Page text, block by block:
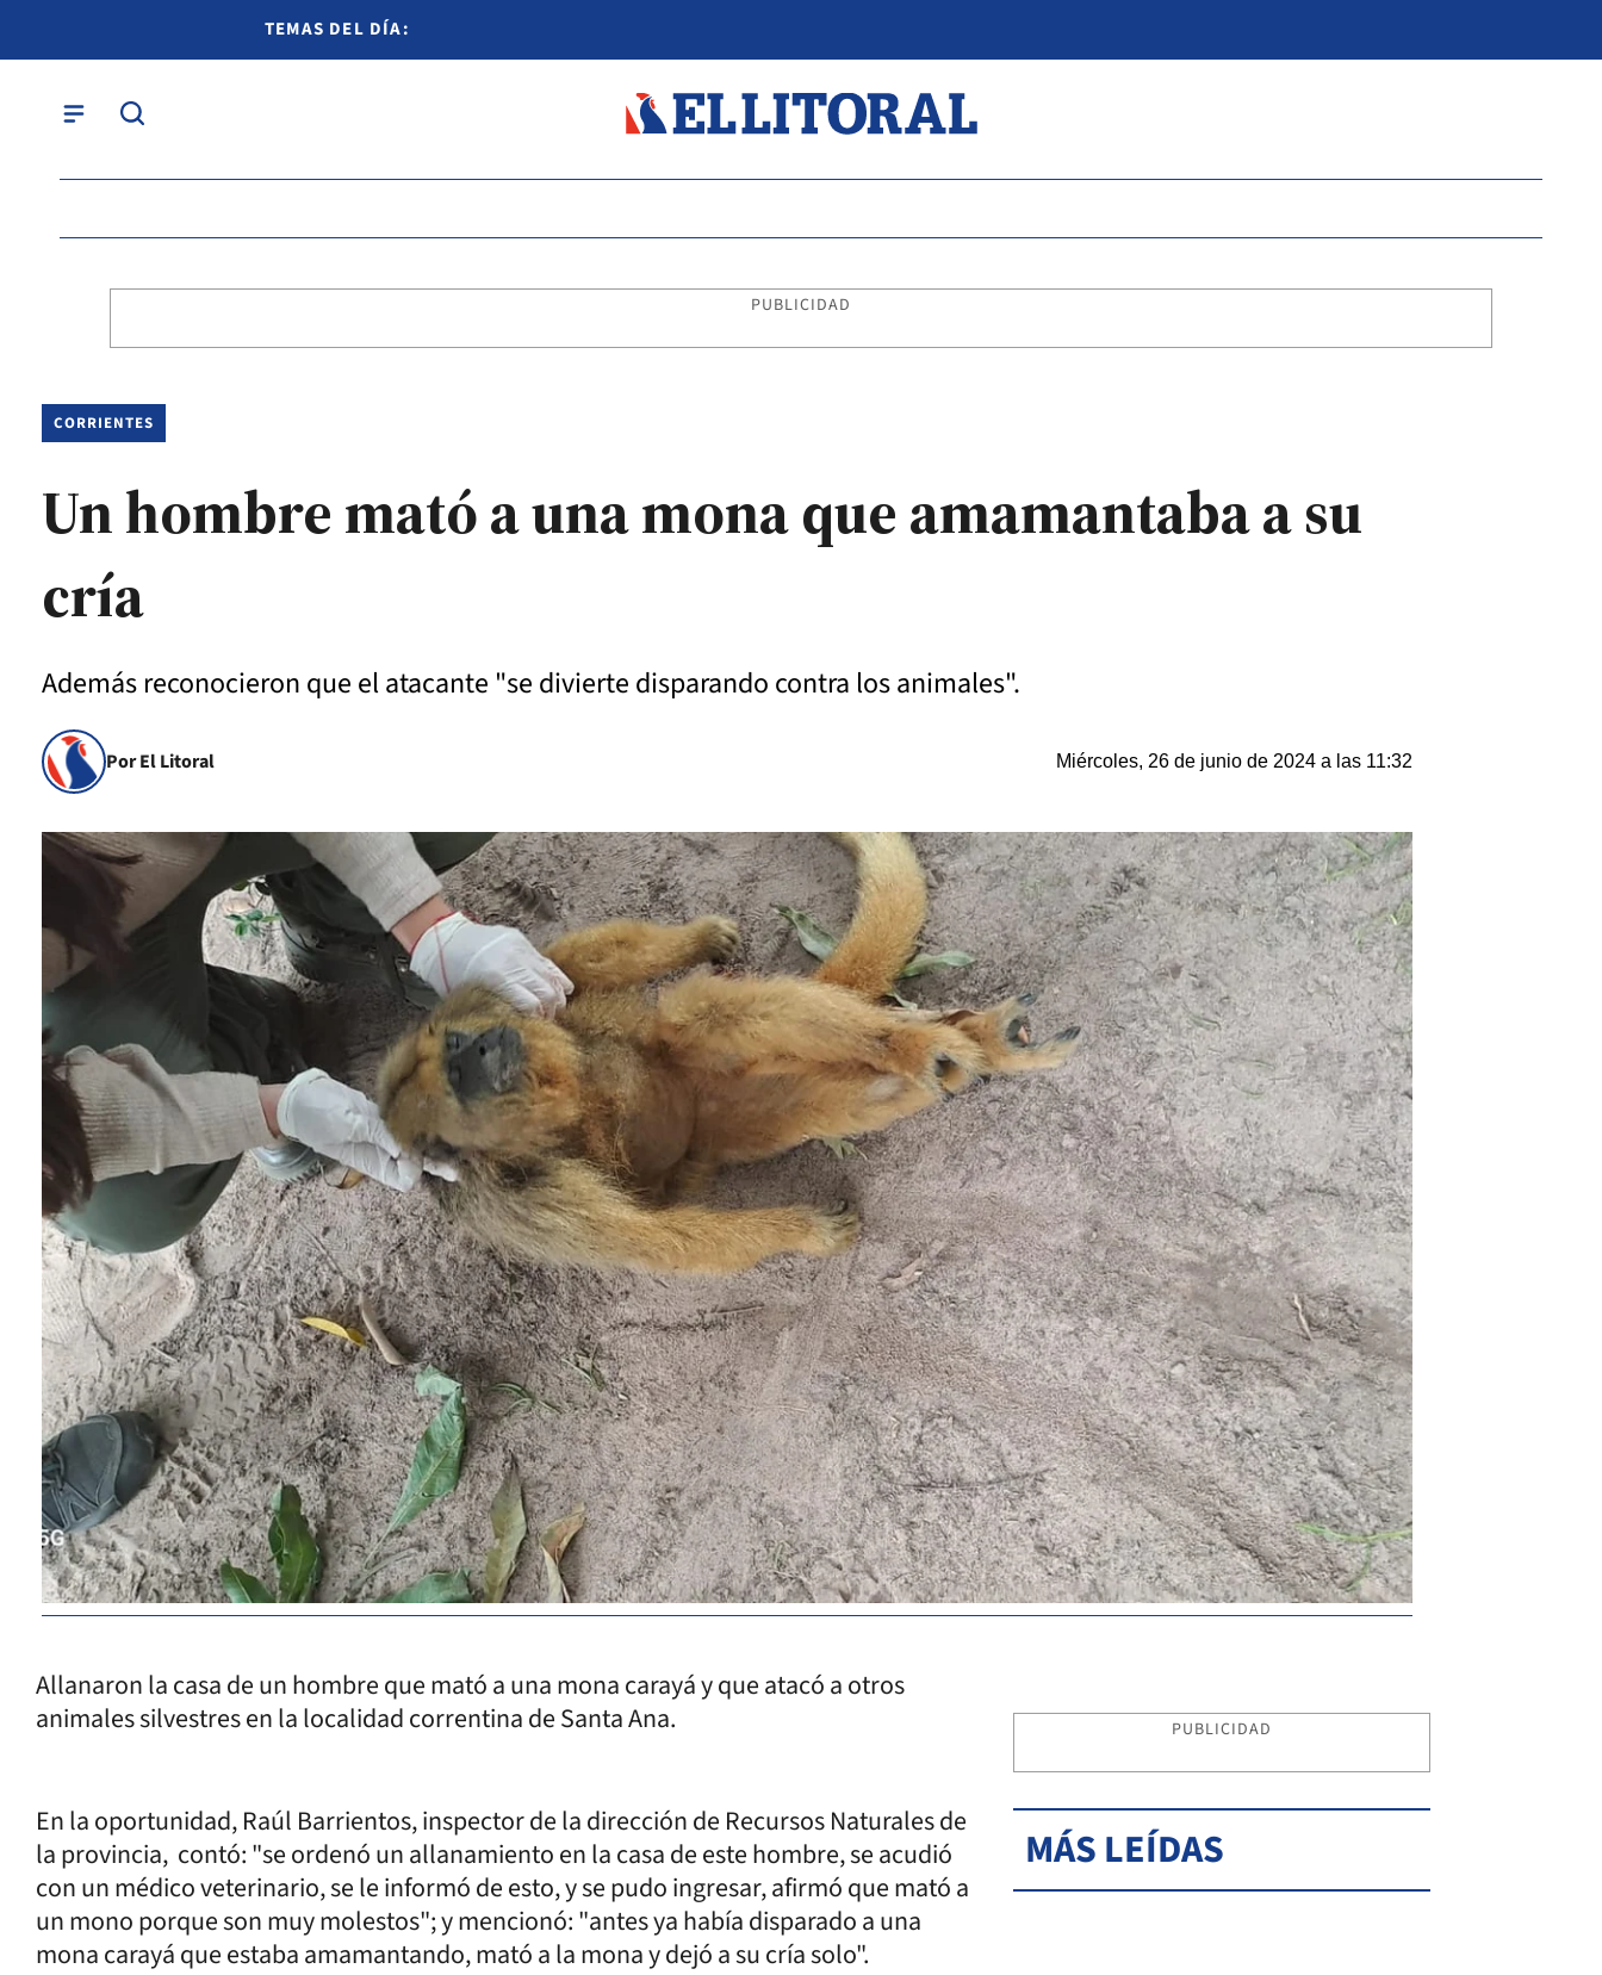
TEMAS DEL DÍA:
PUBLICIDAD
CORRIENTES
Un hombre mató a una mona que amamantaba a su
cría
Además reconocieron que el atacante "se divierte disparando contra los animales".
Por El Litoral Miércoles, 26 de junio de 2024 a las 11:32
Allanaron la casa de un hombre que mató a una mona carayá y que atacó a otros
animales silvestres en la localidad correntina de Santa Ana.
En la oportunidad, Raúl Barrientos, inspector de la dirección de Recursos Naturales de
la provincia, contó: "se ordenó un allanamiento en la casa de este hombre, se acudió
con un médico veterinario, se le informó de esto, y se pudo ingresar, afirmó que mató a
un mono porque son muy molestos"; y mencionó: "antes ya había disparado a una
mona carayá que estaba amamantando, mató a la mona y dejó a su cría solo".
PUBLICIDAD
MÁS LEÍDAS